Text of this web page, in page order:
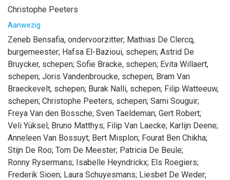
Christophe Peeters
Aanwezig
Zeneb Bensafia, ondervoorzitter; Mathias De Clercq,
burgemeester; Hafsa El-Bazioui, schepen; Astrid De
Bruycker, schepen; Sofie Bracke, schepen; Evita Willaert,
schepen; Joris Vandenbroucke, schepen; Bram Van
Braeckevelt, schepen; Burak Nalli, schepen; Filip Watteeuw,
schepen; Christophe Peeters, schepen; Sami Souguir;
Freya Van den Bossche; Sven Taeldeman; Gert Robert;
Veli Yüksel; Bruno Matthys; Filip Van Laecke; Karlijn Deene;
Anneleen Van Bossuyt; Bert Misplon; Fourat Ben Chikha;
Stijn De Roo; Tom De Meester; Patricia De Beule;
Ronny Rysermans; Isabelle Heyndrickx; Els Roegiers;
Frederik Sioen; Laura Schuyesmans; Liesbet De Weder;